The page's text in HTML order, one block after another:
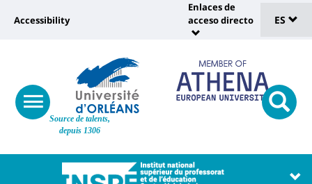
Site
Source de talents,
depuis 1306
Université
responsive
menu
button
Université
vers
page
accessibilité
Accessibility
:
Shortcut
links
Enlaces de
acceso directo
de
ES
Université